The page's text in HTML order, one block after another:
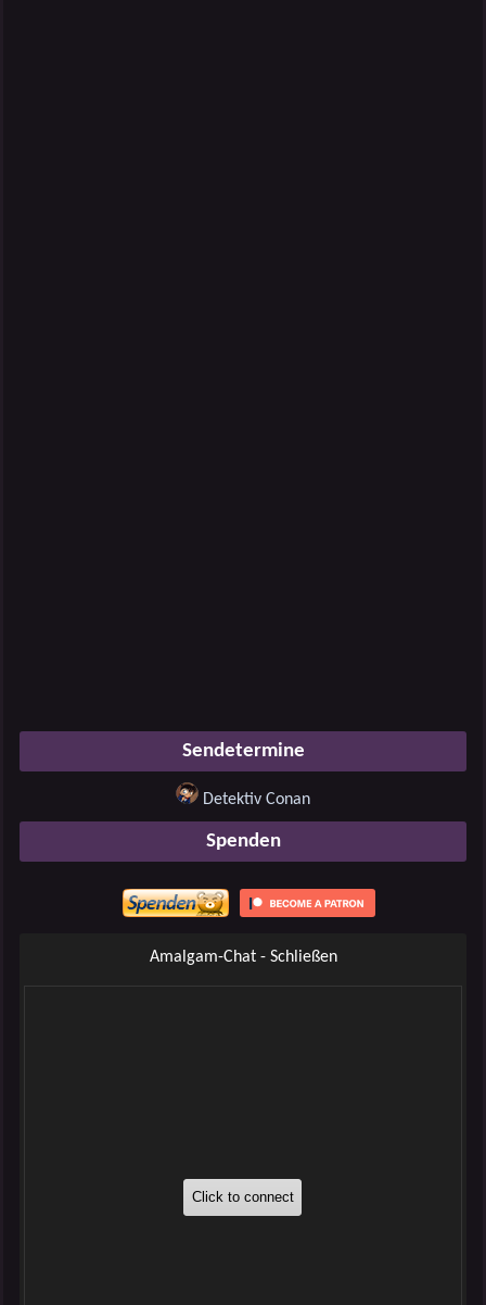
Sendetermine
Detektiv Conan
Spenden
Amalgam-Chat - Schließen